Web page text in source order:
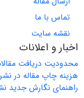
تماس با ما
نقشه سایت
اخبار و اعلانات
محدودیت دریافت
هزینه چاپ مقاله در
راهنمای نگارش جدید